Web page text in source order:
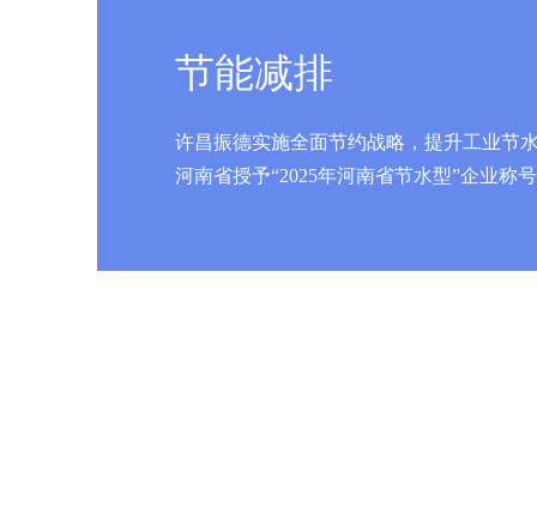
节能减排
许昌振德实施全面节约战略，提升工业节
河南省授予“2025年河南省节水型”企业称